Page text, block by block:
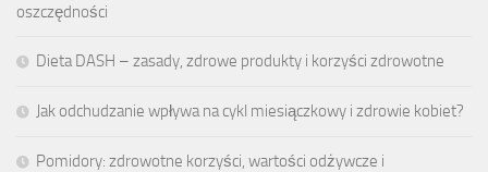
oszczędności
Dieta DASH – zasady, zdrowe produkty i korzyści zdrowotne
Jak odchudzanie wpływa na cykl miesiączkowy i zdrowie kobiet?
Pomidory: zdrowotne korzyści, wartości odżywcze i